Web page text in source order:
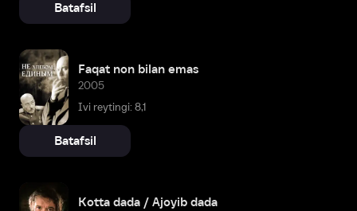
Batafsil
Faqat non bilan emas
2005
Ivi reytingi: 8,1
Batafsil
Kotta dada / Ajoyib dada